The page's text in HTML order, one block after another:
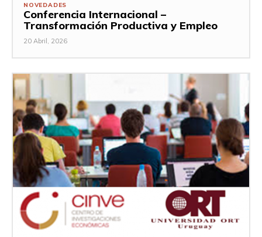
NOVEDADES
Conferencia Internacional –
Transformación Productiva y Empleo
20 Abril, 2026